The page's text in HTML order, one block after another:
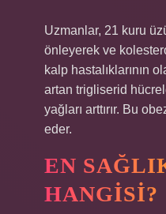
Uzmanlar, 21 kuru
önleyerek ve
kalp hastalıklarının
artan trigliserid
yağları arttırır. Bu
eder.
EN
HANGISI?